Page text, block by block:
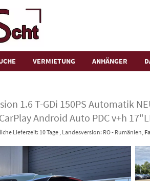
VERMIETUNG ANHÄNGER
1.6 T-GDi 150PS Automatik
Android Auto PDC v+h
Lieferzeit: 10 Tage , Landesversion: RO - Rumänien,